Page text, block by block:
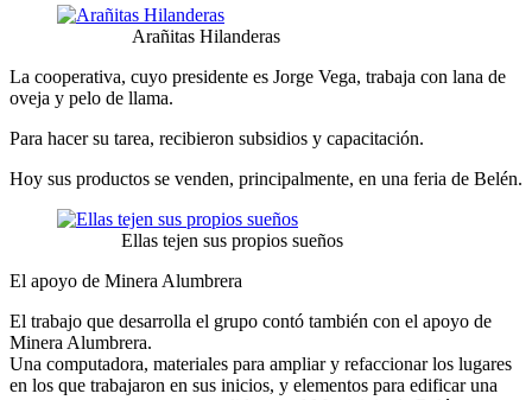
Arañitas Hilanderas
La cooperativa, cuyo presidente es Jorge Vega, trabaja con lana de
oveja y pelo de llama.
Para hacer su tarea, recibieron subsidios y capacitación.
Hoy sus productos se venden, principalmente, en una feria de Belén.
Ellas tejen sus propios sueños
El apoyo de Minera Alumbrera
El trabajo que desarrolla el grupo contó también con el apoyo de
Minera Alumbrera.
Una computadora, materiales para ampliar y refaccionar los lugares
en los que trabajaron en sus inicios, y elementos para edificar una